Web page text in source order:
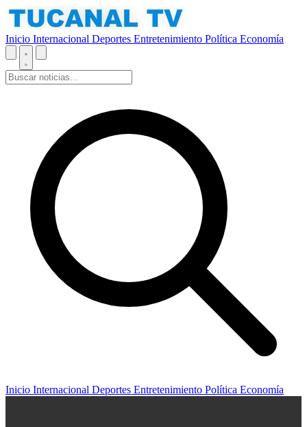
Inicio Internacional Deportes Entretenimiento Política Economía
Inicio Internacional Deportes Entretenimiento Política Economía